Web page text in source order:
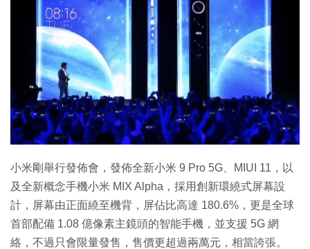
生成式AI與雲端應用
Enterprise Digital Transformation
小米剛舉行發佈會，發佈全新小米 9 Pro 5G、MIUI 11，以
及全新概念手機小米 MIX Alpha，採用創新環繞式屏幕設
計，屏幕由正面繞至機背，屏佔比高達 180.6%，更是全球
首部配備 1.08 億像素主鏡頭的智能手機，並支援 5G 網
絡，不過只會限量發售，售價更超過兩萬元，相當誇張。